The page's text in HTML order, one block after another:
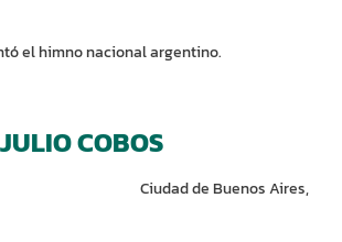
el himno nacional argentino.
COBOS
de Buenos Aires,